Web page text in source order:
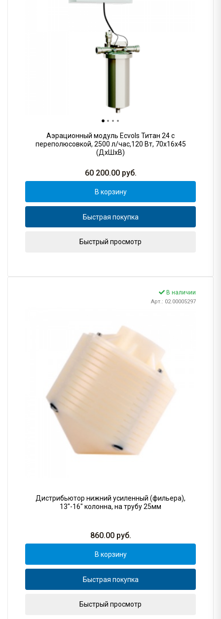
Аэрационный модуль Ecvols Титан 24 с
переполюсовкой, 2500 л/час,120 Вт, 70х16х45
(ДхШхВ)
60 200.00руб.
В корзину
Быстрая покупка
Быстрый просмотр
В наличии
Арт.: 02.00005297
Дистрибьютор нижний усиленный (фильера),
13"-16" колонна, на трубу 25мм
860.00руб.
В корзину
Быстрая покупка
Быстрый просмотр